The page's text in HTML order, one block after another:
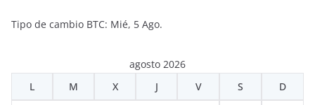
Tipo de cambio BTC: Mié, 5 Ago.
agosto 2026
L
M X J V S D